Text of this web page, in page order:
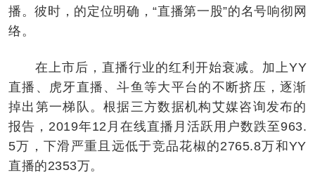
播。彼时，的定位明确，“直播第一股”的名号响彻网
络。
在上市后，直播行业的红利开始衰减。加上YY
直播、虎牙直播、斗鱼等大平台的不断挤压，逐渐
掉出第一梯队。根据三方数据机构艾媒咨询发布的
报告，2019年12月在线直播月活跃用户数跌至963.
5万，下滑严重且远低于竞品花椒的2765.8万和YY
直播的2353万。